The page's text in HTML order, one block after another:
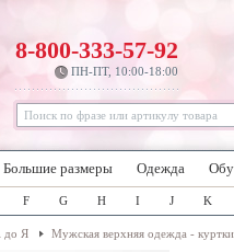
8-800-333-57-92
ПН-ПТ, 10:00-18:00
Большие размеры Одежда
F G H I J K
до Я Мужская верхняя одежда -